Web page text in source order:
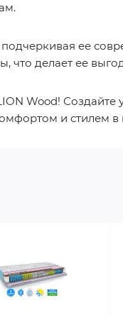
ее
что делает ее
Wood!
и стилем